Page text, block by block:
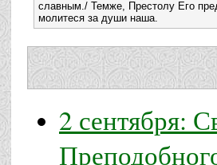
славным./ Темже, Престолу Его
молитеся за души наша.
2 сентября: